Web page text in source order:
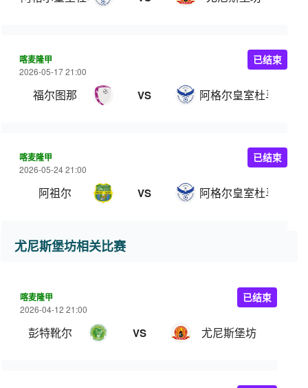
喀麦隆甲
2026-05-17 21:00
福尔图那 VS 阿格尔皇室杜马
已结束
喀麦隆甲
2026-05-24 21:00
阿祖尔 VS 阿格尔皇室杜马
已结束
尤尼斯堡坊相关比赛
喀麦隆甲
2026-04-12 21:00
彭特靴尔 VS 尤尼斯堡坊
已结束